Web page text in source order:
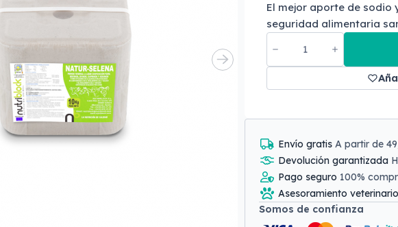
El mejor aporte de sodio
seguridad alimentaria
Envío gratis A partir de
Devolución garantizada
Pago seguro 100%
Asesoramiento
Somos de confianza